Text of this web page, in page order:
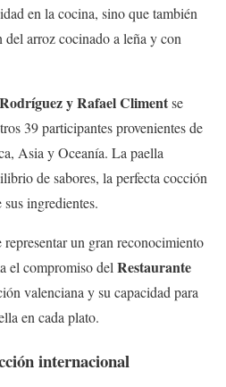
en la cocina, sino que también
arroz cocinado a leña y con
y Rafael Climentse
39 participantes provenientes de
Asia y Oceanía. La paella
de sabores, la perfecta cocción
ingredientes.
un gran reconocimiento
el compromiso del Restaurante
valenciana y su capacidad para
en cada plato.
internacional